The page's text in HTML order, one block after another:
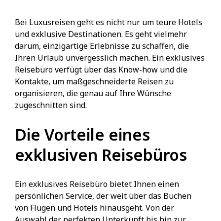
Bei Luxusreisen geht es nicht nur um teure Hotels
und exklusive Destinationen. Es geht vielmehr
darum, einzigartige Erlebnisse zu schaffen, die
Ihren Urlaub unvergesslich machen. Ein exklusives
Reisebüro verfügt über das Know-how und die
Kontakte, um maßgeschneiderte Reisen zu
organisieren, die genau auf Ihre Wünsche
zugeschnitten sind.
Die Vorteile eines
exklusiven Reisebüros
Ein exklusives Reisebüro bietet Ihnen einen
persönlichen Service, der weit über das Buchen
von Flügen und Hotels hinausgeht. Von der